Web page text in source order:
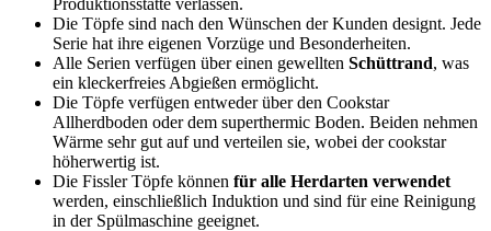
Die Töpfe sind nach den Wünschen der Kunden designt. Jede
Serie hat ihre eigenen Vorzüge und Besonderheiten.
Alle Serien verfügen über einen gewellten Schüttrand, was
ein kleckerfreies Abgießen ermöglicht.
Die Töpfe verfügen entweder über den Cookstar
Allherdboden oder dem superthermic Boden. Beiden nehmen
Wärme sehr gut auf und verteilen sie, wobei der cookstar
höherwertig ist.
Die Fissler Töpfe können für alle Herdarten verwendet
werden, einschließlich Induktion und sind für eine Reinigung
in der Spülmaschine geeignet.